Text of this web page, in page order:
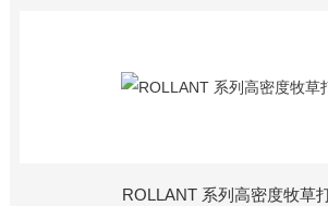
ROLLANT 系列高密度牧草